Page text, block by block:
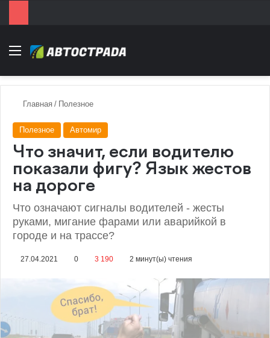
Menu
Главная / Полезное
Полезное Автомир
Что значит, если водителю
показали фигу? Язык жестов
на дороге
Что означают сигналы водителей - жесты
руками, мигание фарами или аварийкой в
городе и на трассе?
27.04.2021 0 3 190 2 минут(ы) чтения